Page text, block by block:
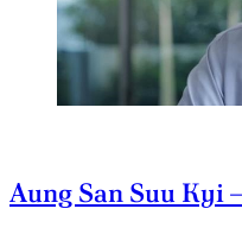
Aung San Suu Kyi